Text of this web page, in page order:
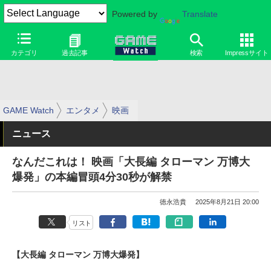
Powered by Translate
カテゴリ 過去記事 検索 Impressサイト
GAME Watch エンタメ 映画
ニュース
なんだこれは！ 映画「大長編 タローマン 万博大
爆発」の本編冒頭4分30秒が解禁
徳永浩貴 2025年8月21日 20:00
リスト
【大長編 タローマン 万博大爆発】